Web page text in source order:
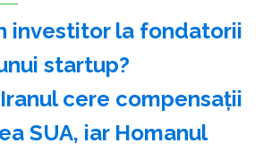
investitor la fondatorii
startup?
cere compensaţii
SUA, iar Homanul